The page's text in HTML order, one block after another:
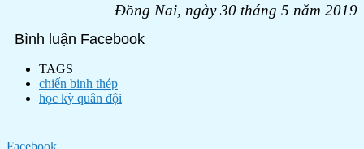
Đồng Nai, ngày 30 tháng 5 năm 2019
Bình luận Facebook
TAGS
chiến binh thép
học kỳ quân đội
Facebook